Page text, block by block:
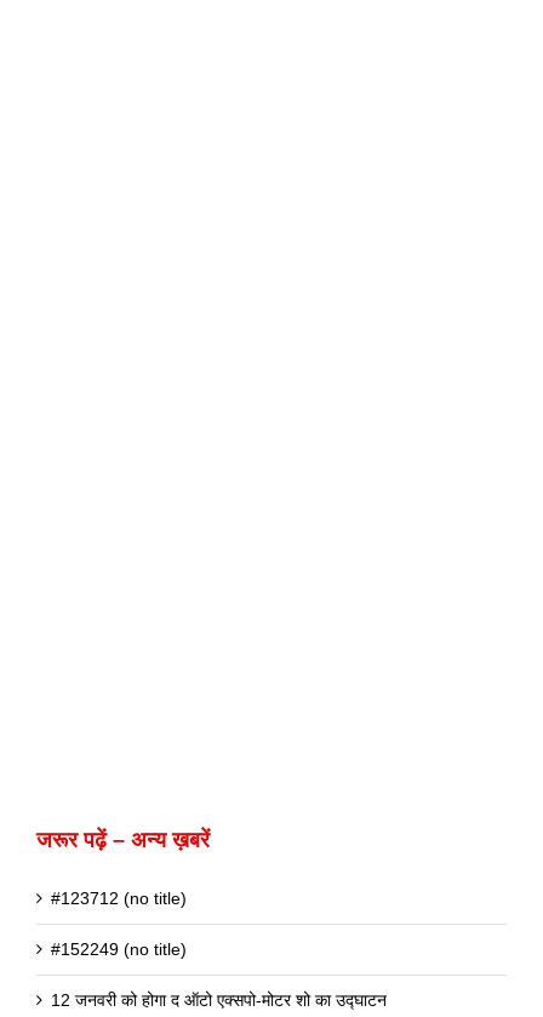
जरूर पढ़ें – अन्य ख़बरें
#123712 (no title)
#152249 (no title)
12 जनवरी को होगा द ऑटो एक्सपो-मोटर शो का उद्घाटन